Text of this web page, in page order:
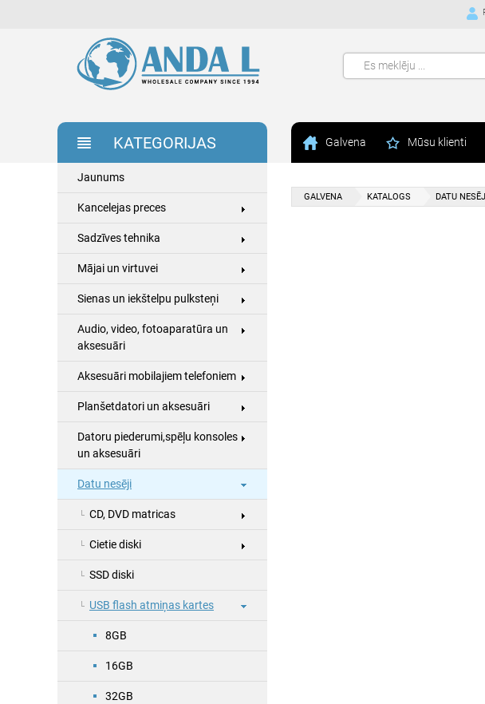
KATEGORIJAS Galvena Mūsu klienti
GALVENA KATALOGS DATU NESĒJI
Jaunums
Kancelejas preces
Sadzīves tehnika
Mājai un virtuvei
Sienas un iekštelpu pulksteņi
Audio, video, fotoaparatūra un
aksesuāri
Aksesuāri mobilajiem telefoniem
Planšetdatori un aksesuāri
Datoru piederumi,spēļu konsoles
un aksesuāri
Datu nesēji
CD, DVD matricas
Cietie diski
SSD diski
USB flash atmiņas kartes
8GB
16GB
32GB